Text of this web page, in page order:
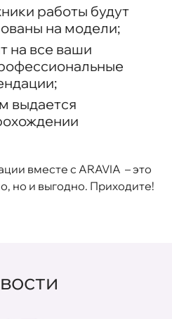
работы будут
на модели;
на все ваши
выдается
вместе с ARAVIA – это
но и выгодно. Приходите!